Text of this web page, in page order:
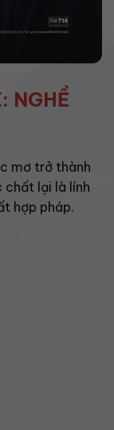
NGHỀ
mơ trở thành
chất lại là lính
hợp pháp.